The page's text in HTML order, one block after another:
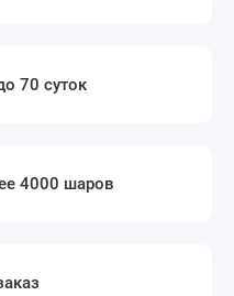
70 суток
4000 шаров